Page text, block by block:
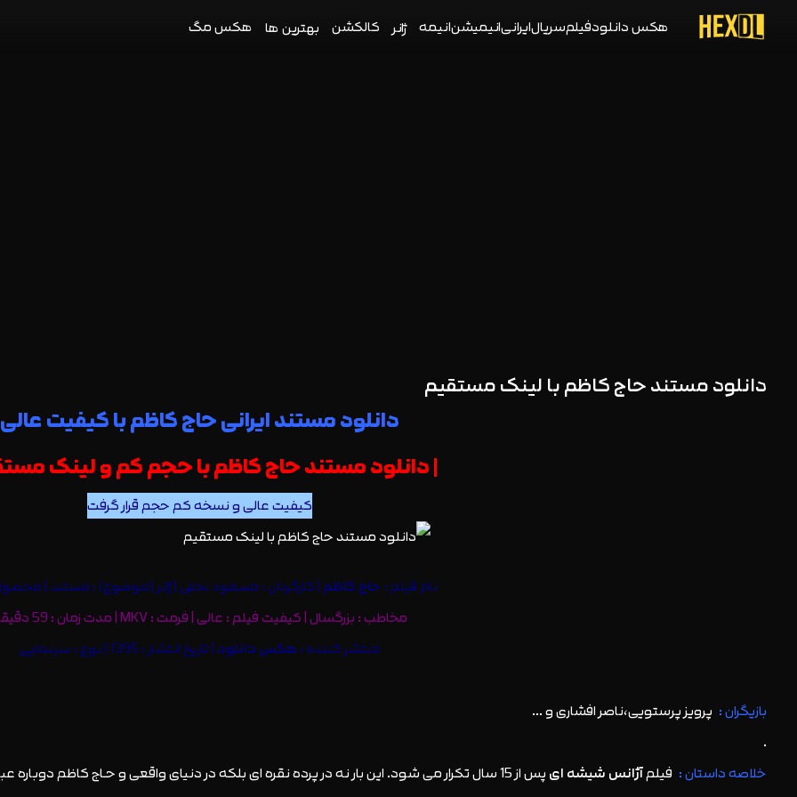
هکس دانلودفیلمسریالایرانیانیمیشنانیمه ژانر کالکشن بهترین ها هکس مگ
دانلود مستند حاج کاظم با لینک مستقیم
دانلود مستند ایرانی حاج کاظم با کیفیت عالی
| دانلود مستند حاج کاظم با حجم کم و لینک
کیفیت عالی و نسخه کم حجم قرار گرفت
نام فیلم :حاج کاظم| کارگردان : مسعود نجفی | ژانر (موضوع) : مستند | محصول
مخاطب : بزرگسال | کیفیت فیلم : عالی | فرمت : MKV | مدت زمان : 59 دقیقه
منتشر کننده :هکس دانلود| تاریخ انتشار : 1395 | نوع : سینمایی
بازیگران : پرویز پرستویی،ناصر افشاری و …
.
خلاصه داستان : فیلمآژانس شیشه ایپس از 15 سال تکرار می شود. این بار نه در پرده نقره ای بلکه در دنیای واقعی و حـاج کاظم دوباره عباس خود را پیدا کرده است …